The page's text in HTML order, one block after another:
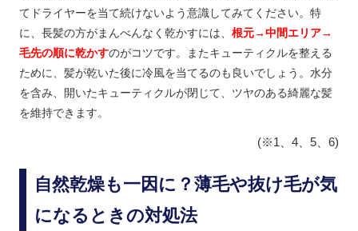
てドライヤーを当て続けないよう意識してみてください。特
に、長髪の方がまんべんなく乾かすには、 根元→中間エリア→
毛先の順に乾かすのがコツです。またキューティクルを整える
ために、髪が乾いた後に冷風を当てるのも良いでしょう。水分
を含み、開いたキューティクルが閉じて、ツヤのある綺麗な髪
を維持できます。
(※1、4、5、6)
自然乾燥も一因に？薄毛や抜け毛が気
になるときの対処法